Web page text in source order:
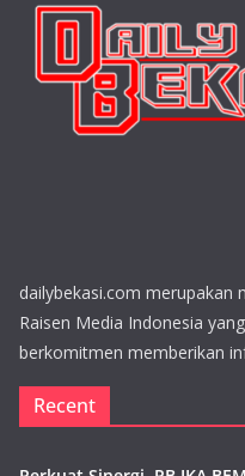
dailybekasi.com merupakan
Raisen Media Indonesia
berkomitmen memberikan
Recent